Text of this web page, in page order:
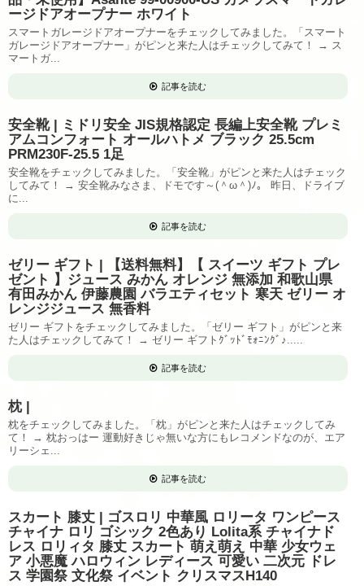
ージドアオープナー ホワイト
スマートガレージドアオープナーをチェックしてみました。「スマート
ガレージドアオープナー」がピンと来た人はチェックしてみて！ → ス
マートガ...
記事を読む
安全靴 | ミドリ安全 JIS規格認定 長編上安全靴 プレミ
アムコンフォート オールハトメ ブラック 25.5cm
PRM230F-25.5 1足
安全靴をチェックしてみました。「安全靴」がピンと来た人はチェック
してみて！ → 安全靴みなさま、ドモです～(＾ω＾)ﾉ。 昨日、ドライブ
に...
記事を読む
ゼリー ギフト | 【送料無料】【 スイーツ ギフト プレ
ゼント 】ジュース みかん オレンジ 無添加 和歌山県
有田みかん 伊藤農園 バラエティセット 寒天 ゼリー オ
レンジジュース 無香料
ゼリー ギフトをチェックしてみました。「ゼリー ギフト」がピンと来
た人はチェックしてみて！ → ゼリー ギフトｸﾞｯﾄﾞﾓｫﾆﾝｸﾞ♪.....
記事を読む
枕 |
枕をチェックしてみました。「枕」がピンと来た人はチェックしてみ
て！ → 枕おっはー 運動好きじゃ無いな方にもレコメンドなのが、エア
リーシェ...
記事を読む
スカート 膝丈 | ゴスロリ 中華風 ロリータ ワンピース
チャイナ ロリ ゴシック 2色あり Lolita系 チャイナド
レス ロリィタ 膝丈 スカート 萌え萌え 中華 少女ウェ
ア 小悪魔 ハロウィン レディース 可愛い 二次元 ドレ
ス 学園祭 文化祭 イベント クリスマスH140